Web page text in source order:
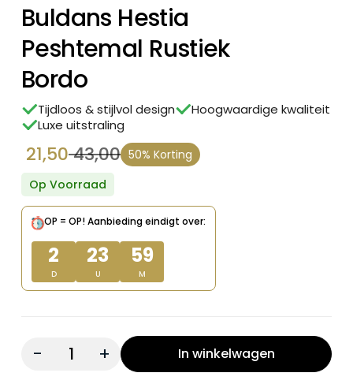
Buldans Hestia
Peshtemal Rustiek
Bordo
Tijdloos & stijlvol design
Hoogwaardige kwaliteit
Luxe uitstraling
43,00
Oorspronkelijke
prijs
was:
€ 43,00.
21,50
Huidige
prijs
is:
€ 21,50.
50% Korting
Op Voorraad
OP = OP!Aanbieding eindigt over:
2
D
23
U
59
M
Quantity: In winkelwagen